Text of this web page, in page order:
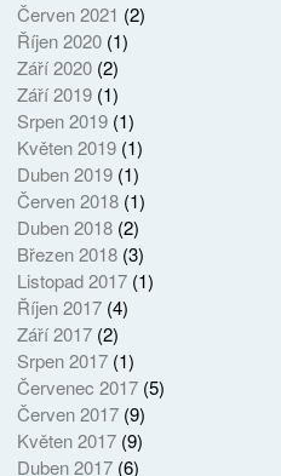
Červen 2021 (2)
Říjen 2020(1)
Září 2020(2)
Září 2019(1)
Srpen 2019(1)
Květen 2019(1)
Duben 2019(1)
Červen 2018(1)
Duben 2018(2)
Březen 2018(3)
Listopad 2017(1)
Říjen 2017(4)
Září 2017(2)
Srpen 2017(1)
Červenec 2017(5)
Červen 2017(9)
Květen 2017(9)
Duben 2017(6)